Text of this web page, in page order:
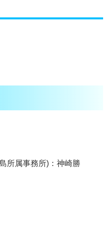
所属事務所)：神崎勝